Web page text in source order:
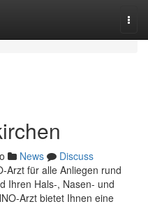
News
Discuss
Arzt für alle Anliegen rund
Ihren Hals-, Nasen- und
Arzt bietet Ihnen eine